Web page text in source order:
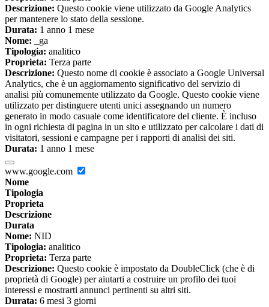
Descrizione: Questo cookie viene utilizzato da Google Analytics
per mantenere lo stato della sessione.
Durata: 1 anno 1 mese
Nome: _ga
Tipologia: analitico
Proprieta: Terza parte
Descrizione: Questo nome di cookie è associato a Google Universal
Analytics, che è un aggiornamento significativo del servizio di
analisi più comunemente utilizzato da Google. Questo cookie viene
utilizzato per distinguere utenti unici assegnando un numero
generato in modo casuale come identificatore del cliente. È incluso
in ogni richiesta di pagina in un sito e utilizzato per calcolare i dati di
visitatori, sessioni e campagne per i rapporti di analisi dei siti.
Durata: 1 anno 1 mese
www.google.com
Nome
Tipologia
Proprieta
Descrizione
Durata
Nome: NID
Tipologia: analitico
Proprieta: Terza parte
Descrizione: Questo cookie è impostato da DoubleClick (che è di
proprietà di Google) per aiutarti a costruire un profilo dei tuoi
interessi e mostrarti annunci pertinenti su altri siti.
Durata: 6 mesi 3 giorni